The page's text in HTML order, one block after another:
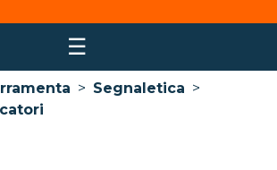
☰
> Segnaletica >